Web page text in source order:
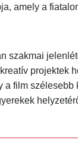
amely a
szakmai
projektek
film szélesebb